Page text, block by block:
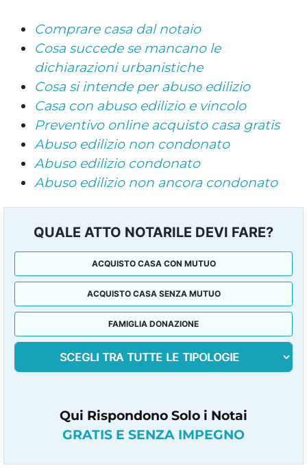
Comprare casa dal notaio
Cosa succede se mancano le
dichiarazioni urbanistiche
Cosa si intende per abuso edilizio
Casa con abuso edilizio e vincolo
Preventivo online acquisto casa gratis
Abuso edilizio non condonato
Abuso edilizio condonato
Abuso edilizio non ancora condonato
QUALE ATTO NOTARILE DEVI FARE?
ACQUISTO CASA CON MUTUO
ACQUISTO CASA SENZA MUTUO
FAMIGLIA DONAZIONE
Qui Rispondono Solo i Notai
GRATIS E SENZA IMPEGNO